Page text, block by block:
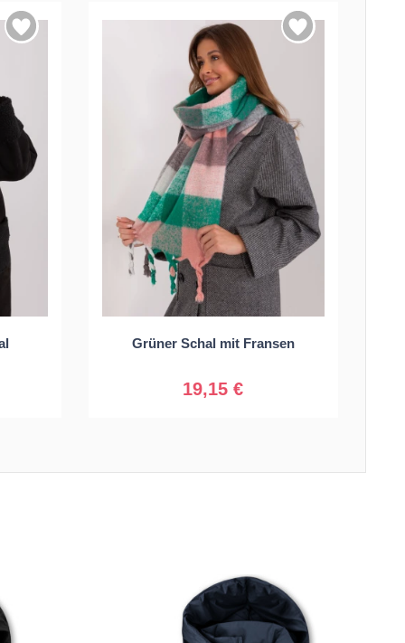
Grüner Schal mit Fransen
19,15 €
Universal